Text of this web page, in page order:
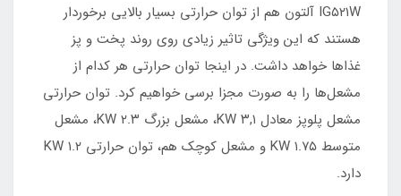
IG۵۲۱W آلتون هم از توان حرارتی بسیار بالایی برخوردار
هستند که این ویژگی تاثیر زیادی روی روند پخت و پز
غذاها خواهد داشت. در اینجا توان حرارتی هر کدام از
مشعل‌ها را به صورت مجزا برسی خواهیم کرد. توان حرارتی
مشعل پلوپز معادل ۳,۱ KW، مشعل بزرگ ۲.۳ KW، مشعل
متوسط ۱.۷۵ KW و مشعل کوچک هم، توان حرارتی ۱.۲ KW
دارد.